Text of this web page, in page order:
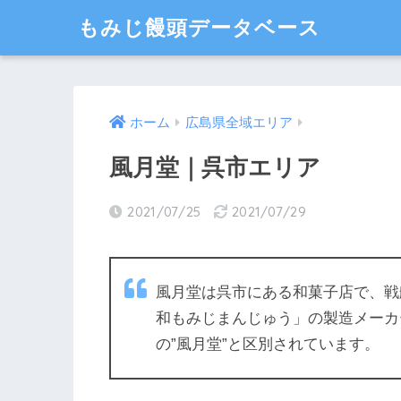
もみじ饅頭データベース
ホーム 広島県全域エリア
風月堂｜呉市エリア
2021/07/25 2021/07/29
風月堂は呉市にある和菓子店で、
和もみじまんじゅう」の製造メー
の”風月堂”と区別されています。